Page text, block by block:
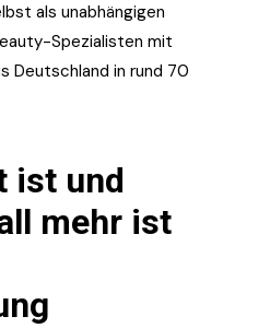
als unabhängigen
Spezialisten mit
Deutschland in rund 70
ist und
mehr ist